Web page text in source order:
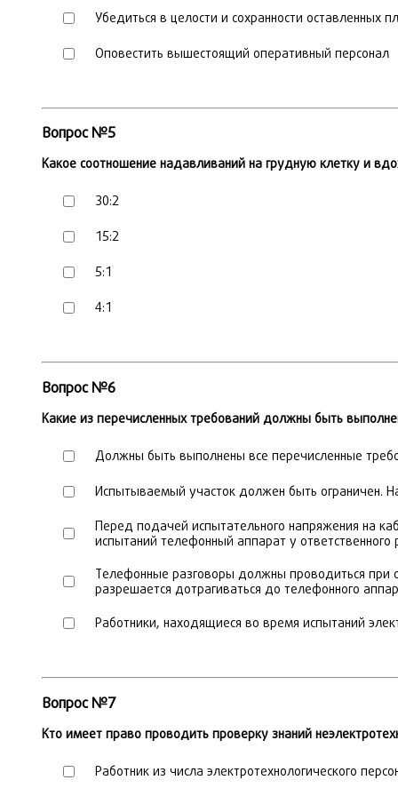
Убедиться в целости и сохранности
Оповестить вышестоящий оперативный персонал
Вопрос №5
Какое соотношение надавливаний на грудную клетку и
30:2
15:2
5:1
4:1
Вопрос №6
Какие из перечисленных требований должны быть
Должны быть выполнены все перечисленные
Испытываемый участок должен быть ограничен.
Перед подачей испытательного напряжения на
испытаний телефонный аппарат у
Телефонные разговоры должны проводиться при
разрешается дотрагиваться до телефонного
Работники, находящиеся во время испытаний
Вопрос №7
Кто имеет право проводить проверку знаний
Работник из числа электротехнологического